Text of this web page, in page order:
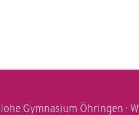
Gymnasium Öhringen ·